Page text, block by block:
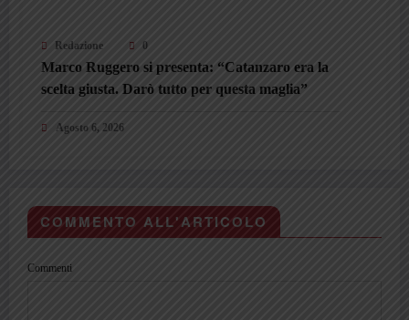
Redazione 0
Marco Ruggero si presenta: “Catanzaro era la
scelta giusta. Darò tutto per questa maglia”
Agosto 6, 2026
COMMENTO ALL'ARTICOLO
Commenti